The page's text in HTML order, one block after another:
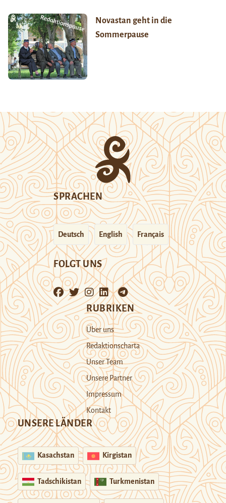
Novastan geht in die
Sommerpause
SPRACHEN
Deutsch English Français
FOLGT UNS
RUBRIKEN
Über uns
Redaktionscharta
Unser Team
Unsere Partner
Impressum
Kontakt
UNSERE LÄNDER
Kasachstan Kirgistan
Tadschikistan Turkmenistan